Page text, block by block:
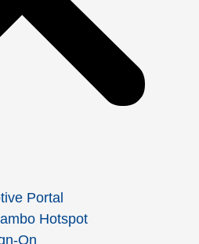
Portal
Hotspot
On